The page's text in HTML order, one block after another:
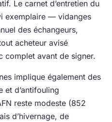
Le carnet d’entretien du
exemplaire — vidanges
des échangeurs,
acheteur avisé
complet avant de signer.
implique également des
et d’antifouling
reste modeste (852
d’hivernage, de